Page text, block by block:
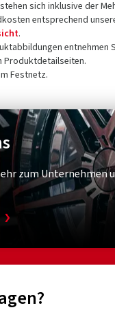
sich inklusive der
entsprechend
.
entnehmen
Produktdetailseiten.
Festnetz.
zum Unternehmen